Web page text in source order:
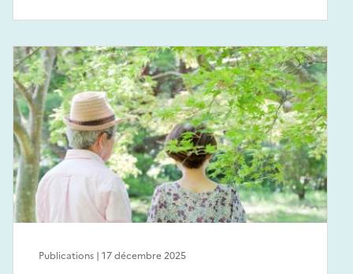
Publications | 17 décembre 2025